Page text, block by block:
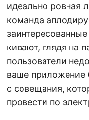
идеально ровная
команда
кивают, глядя на
пользователи
ваше приложение
с совещания,
провести по